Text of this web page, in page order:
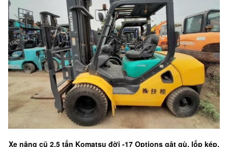
Xe nâng cũ 2.5 tấn Komatsu đời -17 Options gật gù, lốp kép,